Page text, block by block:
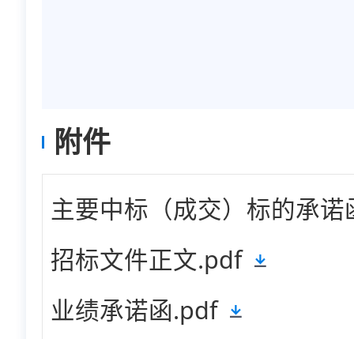
附件
主要中标（成交）标的承
招标文件正文.pdf
业绩承诺函.pdf